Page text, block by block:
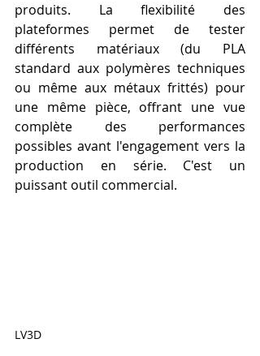
produits. La flexibilité des
plateformes permet de tester
différents matériaux (du PLA
standard aux polymères techniques
ou même aux métaux frittés) pour
une même pièce, offrant une vue
complète des performances
possibles avant l'engagement vers la
production en série. C'est un
puissant outil commercial.
LV3D